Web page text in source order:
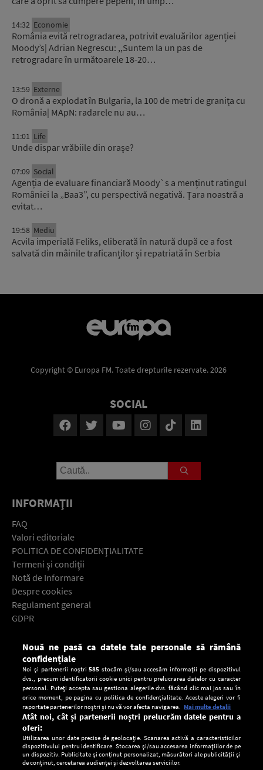
14:32 Economie
România evită retrogradarea, potrivit evaluărilor agenției
Moody’s| Adrian Negrescu: ,,Suntem la un pas de
retrogradare în următoarele 18-20…
13:59 Externe
O dronă a explodat în Bulgaria, la 100 de metri de granița cu
România| MApN: radarele nu au…
11:01 Life
Unde dispar vrăbiile din orașe?
07:09 Social
Agenția de evaluare financiară Moody`s a menținut ratingul
României la „Baa3”, cu perspectivă negativă. Țara noastră a
evitat…
19:58 Mediu
Acvila imperială Feliks, eliberată în natură după ce a fost
salvată din mâinile traficanților și repatriată în Serbia
Copyright © Europa FM. Toate drepturile rezervate. 2026
SOCIAL
INFORMAŢII
FAQ
Valori editoriale
POLITICA DE CONFIDENŢIALITATE
Termeni şi condiţii
Notă de Informare
Despre cookies
Regulament general
GDPR
Descarcă gratuit aplicaţia Europa FM pentru smartphone:
Nouă ne pasă ca datele tale personale să rămână
confidențiale
Noi și partenerii noștri585 stocăm și/sau accesăm informații pe dispozitivul
dvs., precum identificatorii cookie unici pentru prelucrarea datelor cu caracter
personal. Puteți accepta sau gestiona alegerile dvs. făcând clic mai jos sau în
orice moment, pe pagina cu politica de confidențialitate. Aceste alegeri vor fi
raportate partenerilor noștri și nu vă vor afecta navigarea. Mai multe detalii
Atât noi, cât și partenerii noștri prelucrăm datele pentru a
oferi:
Utilizarea unor date precise de geolocație. Scanarea activă a caracteristicilor
dispozitivului pentru identificare. Stocarea și/sau accesarea informațiilor de pe
un dispozitiv. Publicitate și conținut personalizat, măsurători ale publicității și
de conținut, cercetarea audienței și dezvoltarea serviciilor.